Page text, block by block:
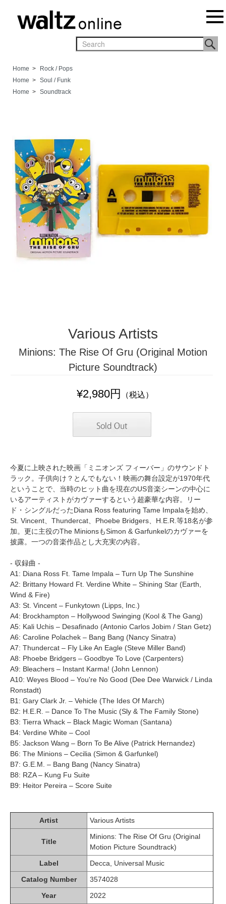
Home >
Rock / Pops
Home > Soul / Funk
Home > Soundtrack
Various Artists
Minions: The Rise Of Gru (Original Motion
Picture Soundtrack)
¥2,980円 （税込）
今夏に上映された映画「ミニオンズ フィーバー」のサウンドト
ラック。子供向け？とんでもない！映画の舞台設定が1970年代
ということで、当時のヒット曲を現在のUS音楽シーンの中心に
いるアーティストがカヴァーするという超豪華な内容。リー
ド・シングルだったDiana Ross featuring Tame Impalaを始め、
St. Vincent、Thundercat、Phoebe Bridgers、H.E.R.等18名が参
加。更に主役のThe MinionsもSimon & Garfunkelのカヴァーを
披露。一つの音楽作品とし大充実の内容。
- 収録曲 -
A1: Diana Ross Ft. Tame Impala – Turn Up The Sunshine
A2: Brittany Howard Ft. Verdine White – Shining Star (Earth,
Wind & Fire)
A3: St. Vincent – Funkytown (Lipps, Inc.)
A4: Brockhampton – Hollywood Swinging (Kool & The Gang)
A5: Kali Uchis – Desafinado (Antonio Carlos Jobim / Stan Getz)
A6: Caroline Polachek – Bang Bang (Nancy Sinatra)
A7: Thundercat – Fly Like An Eagle (Steve Miller Band)
A8: Phoebe Bridgers – Goodbye To Love (Carpenters)
A9: Bleachers – Instant Karma! (John Lennon)
A10: Weyes Blood – You're No Good (Dee Dee Warwick / Linda
Ronstadt)
B1: Gary Clark Jr. – Vehicle (The Ides Of March)
B2: H.E.R. – Dance To The Music (Sly & The Family Stone)
B3: Tierra Whack – Black Magic Woman (Santana)
B4: Verdine White – Cool
B5: Jackson Wang – Born To Be Alive (Patrick Hernandez)
B6: The Minions – Cecilia (Simon & Garfunkel)
B7: G.E.M. – Bang Bang (Nancy Sinatra)
B8: RZA – Kung Fu Suite
B9: Heitor Pereira – Score Suite
Artist Various Artists
Title
Minions: The Rise Of Gru (Original
Motion Picture Soundtrack)
Label
Decca, Universal Music
Catalog Number
3574028
Year
2022